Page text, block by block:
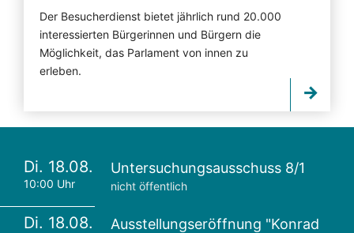
Der Besucherdienst bietet jährlich rund 20.000
interessierten Bürgerinnen und Bürgern die
Möglichkeit, das Parlament von innen zu
erleben.
Di. 18.08.
10:00 Uhr
Untersuchungsausschuss 8/1
nicht öffentlich
Di. 18.08.
Ausstellungseröffnung "Konrad